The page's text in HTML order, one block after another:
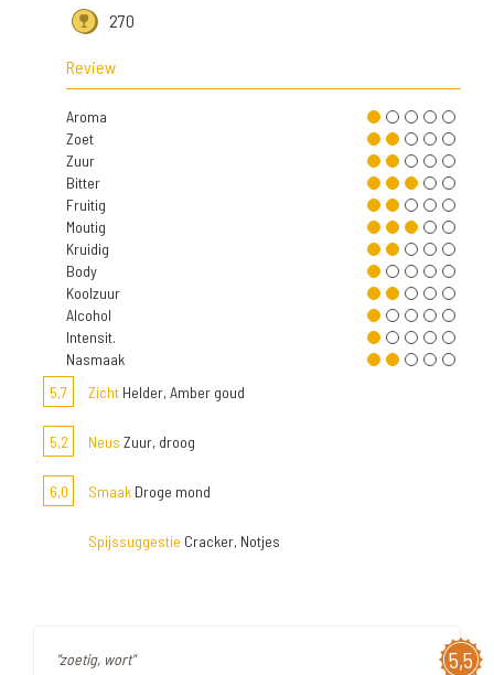
270
Review
Aroma
Zoet
Zuur
Bitter
Fruitig
Moutig
Kruidig
Body
Koolzuur
Alcohol
Intensit.
Nasmaak
5,7
Zicht Helder, Amber goud
5,2 Neus Zuur, droog
6,0 Smaak Droge mond
Spijssuggestie Cracker, Notjes
5,5
"zoetig, wort"